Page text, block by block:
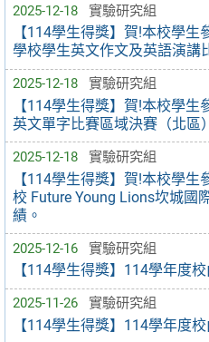
2025-12-18 實驗研究組
【114學生得獎】賀!本校學
學校學生英文作文及英語演講
2025-12-18 實驗研究組
【114學生得獎】賀!本校學
英文單字比賽區域決賽（北區
2025-12-18 實驗研究組
【114學生得獎】賀!本校學
校 Future Young Lions坎城國
績。
2025-12-16 實驗研究組
【114學生得獎】114學年度
2025-11-26 實驗研究組
【114學生得獎】114學年度